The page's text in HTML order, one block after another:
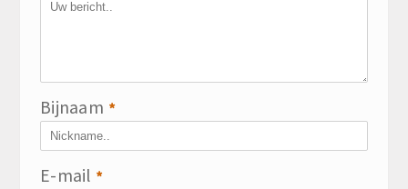
Bijnaam *
E-mail *